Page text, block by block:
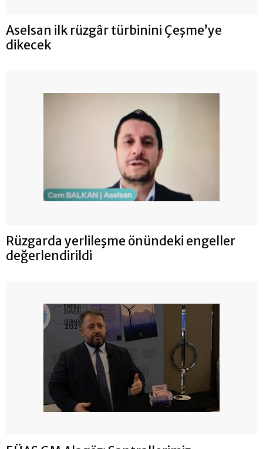
Aselsan ilk rüzgâr türbinini Çeşme’ye
dikecek
Rüzgarda yerlileşme önündeki engeller
değerlendirildi